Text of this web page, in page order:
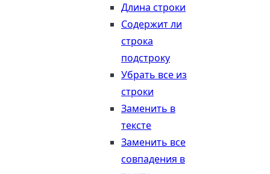
Длина строки
Содержит ли
строка
подстроку
Убрать все из
строки
Заменить в
тексте
Заменить все
совпадения в